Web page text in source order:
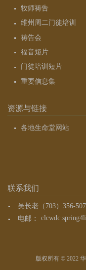
牧师祷告
维州周二门徒培训
祷告会
福音短片
门徒培训短片
重要信息集
资源与链接
各地生命堂网站
联系我们
吴长老（703）356-
电邮：
版权所有 © 2022